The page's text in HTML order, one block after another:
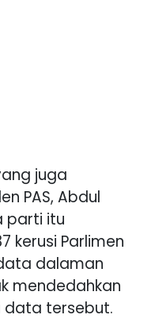
juga
PAS, Abdul
parti itu
kerusi Parlimen
dalaman
mendedahkan
data tersebut.